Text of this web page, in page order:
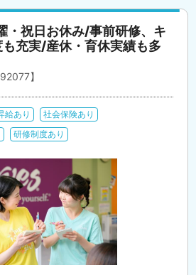
・祝日お休み/事前研修、キ
充実/産休・育休実績も多
】
給あり
社会保険あり
研修制度あり